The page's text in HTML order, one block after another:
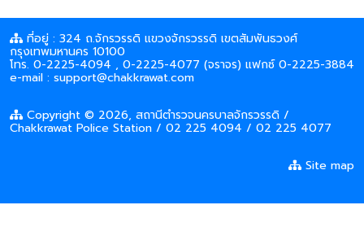
ที่อยู่ : 324 ถ.จักรวรรดิ แขวงจักรวรรดิ เขตสัมพันธวงศ์
กรุงเทพมหานคร 10100
โทร. 0-2225-4094 , 0-2225-4077 (จราจร) แฟกซ์ 0-2225-3884
e-mail : support@chakkrawat.com
Copyright © 2026, สถานีตำรวจนครบาลจักรวรรดิ /
Chakkrawat Police Station / 02 225 4094 / 02 225 4077
Site map